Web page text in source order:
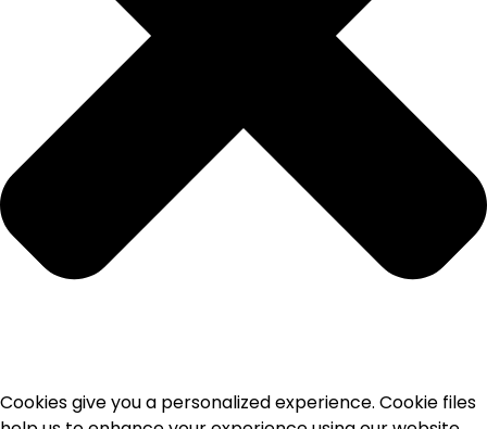
Cookies give you a personalized experience. Cookie files